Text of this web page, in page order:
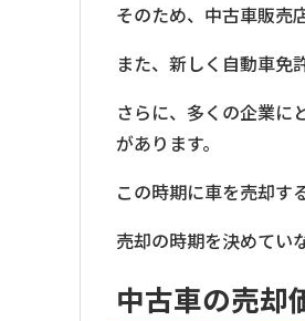
そのため、中古車販売
また、新しく自動車免
さらに、多くの企業に
があります。
この時期に車を売却す
売却の時期を決めてい
中古車の売却